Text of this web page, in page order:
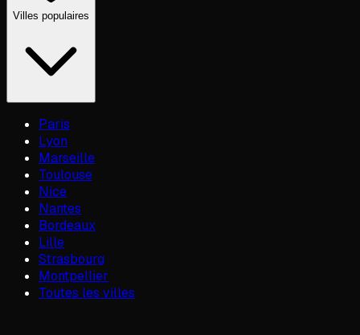
Villes populaires
Paris
Lyon
Marseille
Toulouse
Nice
Nantes
Bordeaux
Lille
Strasbourg
Montpellier
Toutes les villes